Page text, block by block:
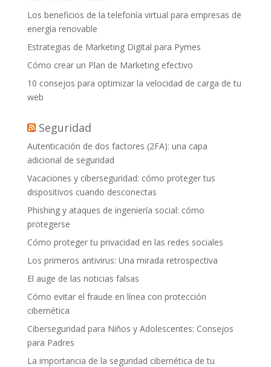
Los beneficios de la telefonía virtual para empresas de
energía renovable
Estrategias de Marketing Digital para Pymes
Cómo crear un Plan de Marketing efectivo
10 consejos para optimizar la velocidad de carga de tu
web
Seguridad
Autenticación de dos factores (2FA): una capa
adicional de seguridad
Vacaciones y ciberseguridad: cómo proteger tus
dispositivos cuando desconectas
Phishing y ataques de ingeniería social: cómo
protegerse
Cómo proteger tu privacidad en las redes sociales
Los primeros antivirus: Una mirada retrospectiva
El auge de las noticias falsas
Cómo evitar el fraude en línea con protección
cibernética
Ciberseguridad para Niños y Adolescentes: Consejos
para Padres
La importancia de la seguridad cibernética de tu